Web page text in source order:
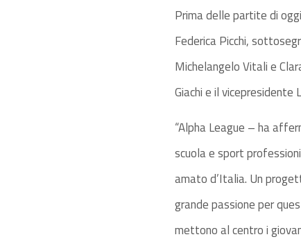
Prima delle partite di
Federica Picchi,
Michelangelo Vitali e
Giachi e il vicepresidente
“Alpha League – ha
scuola e sport
amato d’Italia. Un
grande passione per
mettono al centro i